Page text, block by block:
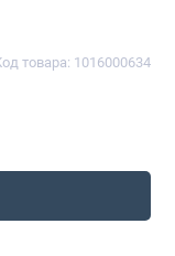
товара: 1016000634